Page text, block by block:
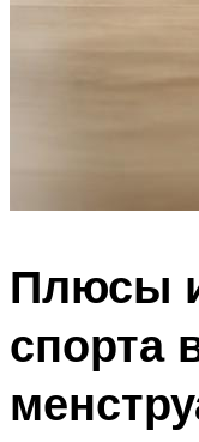
Плюсы
спорта